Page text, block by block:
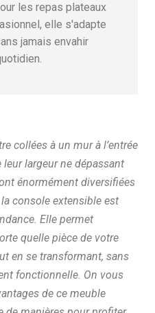
les repas plateaux
elle s'adapte
jamais envahir
collées à un mur à l’entrée
largeur ne dépassant
énormément diversifiées
console extensible est
Elle permet
quelle pièce de votre
en se transformant, sans
fonctionnelle. On vous
de ce meuble